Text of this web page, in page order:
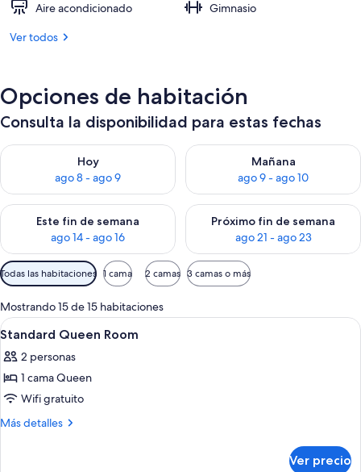
Lobby
Aire acondicionado
Gimnasio
Ver todos
Opciones de habitación
Consulta la disponibilidad para estas fechas
Hoy
ago 8 - ago 9
Consulta la disponibilidad para hoy ago 8 - ago 9
Mañana
ago 9 - ago 10
Consulta la disponibilidad
Este fin de semana
ago 14 - ago 16
Consulta la disponibilidad para este fin de semana ago 14 -
Próximo fin de semana
ago 21 - ago 23
Consulta la disponibilidad
Filtros
disponibles
para
las
habitaciones
Todas las habitaciones 1 cama 2 camas 3 camas o más
Mostrando 15 de 15 habitaciones
Abrir
todas
las
fotos
de
Standard
Ropa de cama de alta calidad y
1
Standard Queen Room
2 personas
1 cama Queen
Wifi gratuito
Más detalles
Más
Ver precio